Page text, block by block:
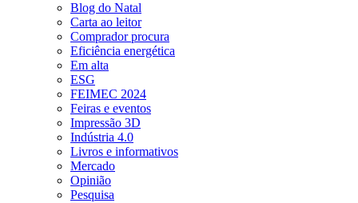
Blog do Natal
Carta ao leitor
Comprador procura
Eficiência energética
Em alta
ESG
FEIMEC 2024
Feiras e eventos
Impressão 3D
Indústria 4.0
Livros e informativos
Mercado
Opinião
Pesquisa